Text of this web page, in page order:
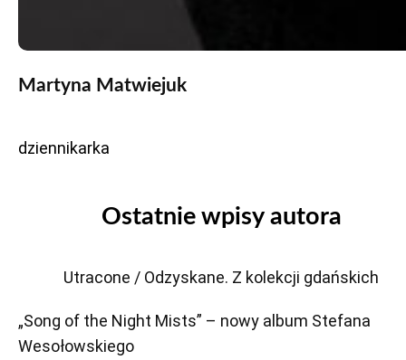
Martyna Matwiejuk
dziennikarka
Ostatnie wpisy autora
Utracone / Odzyskane. Z kolekcji gdańskich
„Song of the Night Mists” – nowy album Stefana
Wesołowskiego